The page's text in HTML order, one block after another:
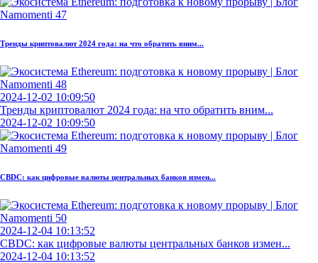
Тренды криптовалют 2024 года: на что обратить вним...
2024-12-02 10:09:50
Тренды криптовалют 2024 года: на что обратить вним...
2024-12-02 10:09:50
CBDC: как цифровые валюты центральных банков измен...
2024-12-04 10:13:52
CBDC: как цифровые валюты центральных банков измен...
2024-12-04 10:13:52